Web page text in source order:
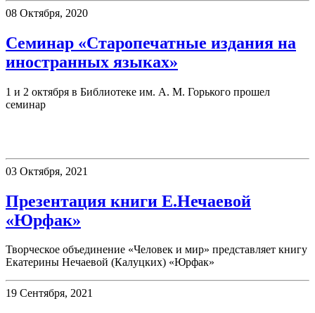
08 Октября, 2020
Семинар «Старопечатные издания на
иностранных языках»
1 и 2 октября в Библиотеке им. А. М. Горького прошел
семинар
03 Октября, 2021
Презентация книги Е.Нечаевой
«Юрфак»
Творческое объединение «Человек и мир» представляет книгу
Екатерины Нечаевой (Калуцких) «Юрфак»
19 Сентября, 2021